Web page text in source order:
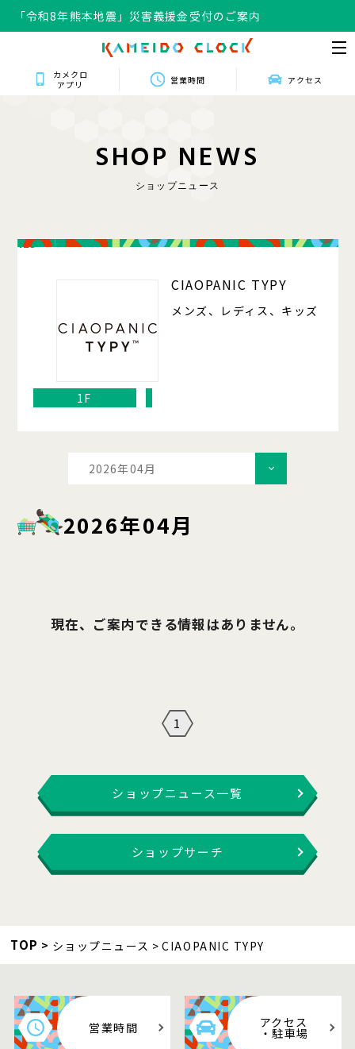
「令和8年熊本地震」災害義援金受付のご案内
カメクロ
アプリ
営業時間 アクセス
SHOP NEWS
ショップニュース
125
CIAOPANIC TYPY
メンズ、レディス、キッズ
1F
2026年04月
2026年04月
現在、ご案内できる情報はありません。
1
ショップニュース一覧
ショップサーチ
TOP ショップニュース CIAOPANIC TYPY
営業時間 アクセス
・駐車場